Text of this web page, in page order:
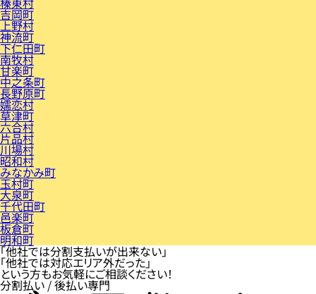
吉岡町
上野村
神流町
下仁田町
南牧村
甘楽町
中之条町
長野原町
嬬恋村
草津町
六合村
片品村
川場村
昭和村
みなかみ町
玉村町
大泉町
千代田町
邑楽町
板倉町
明和町
「他社では分割支払いが出来ない」
「他社では対応エリア外だった」
という方もお気軽にご相談ください！
分割払い / 後払い専門